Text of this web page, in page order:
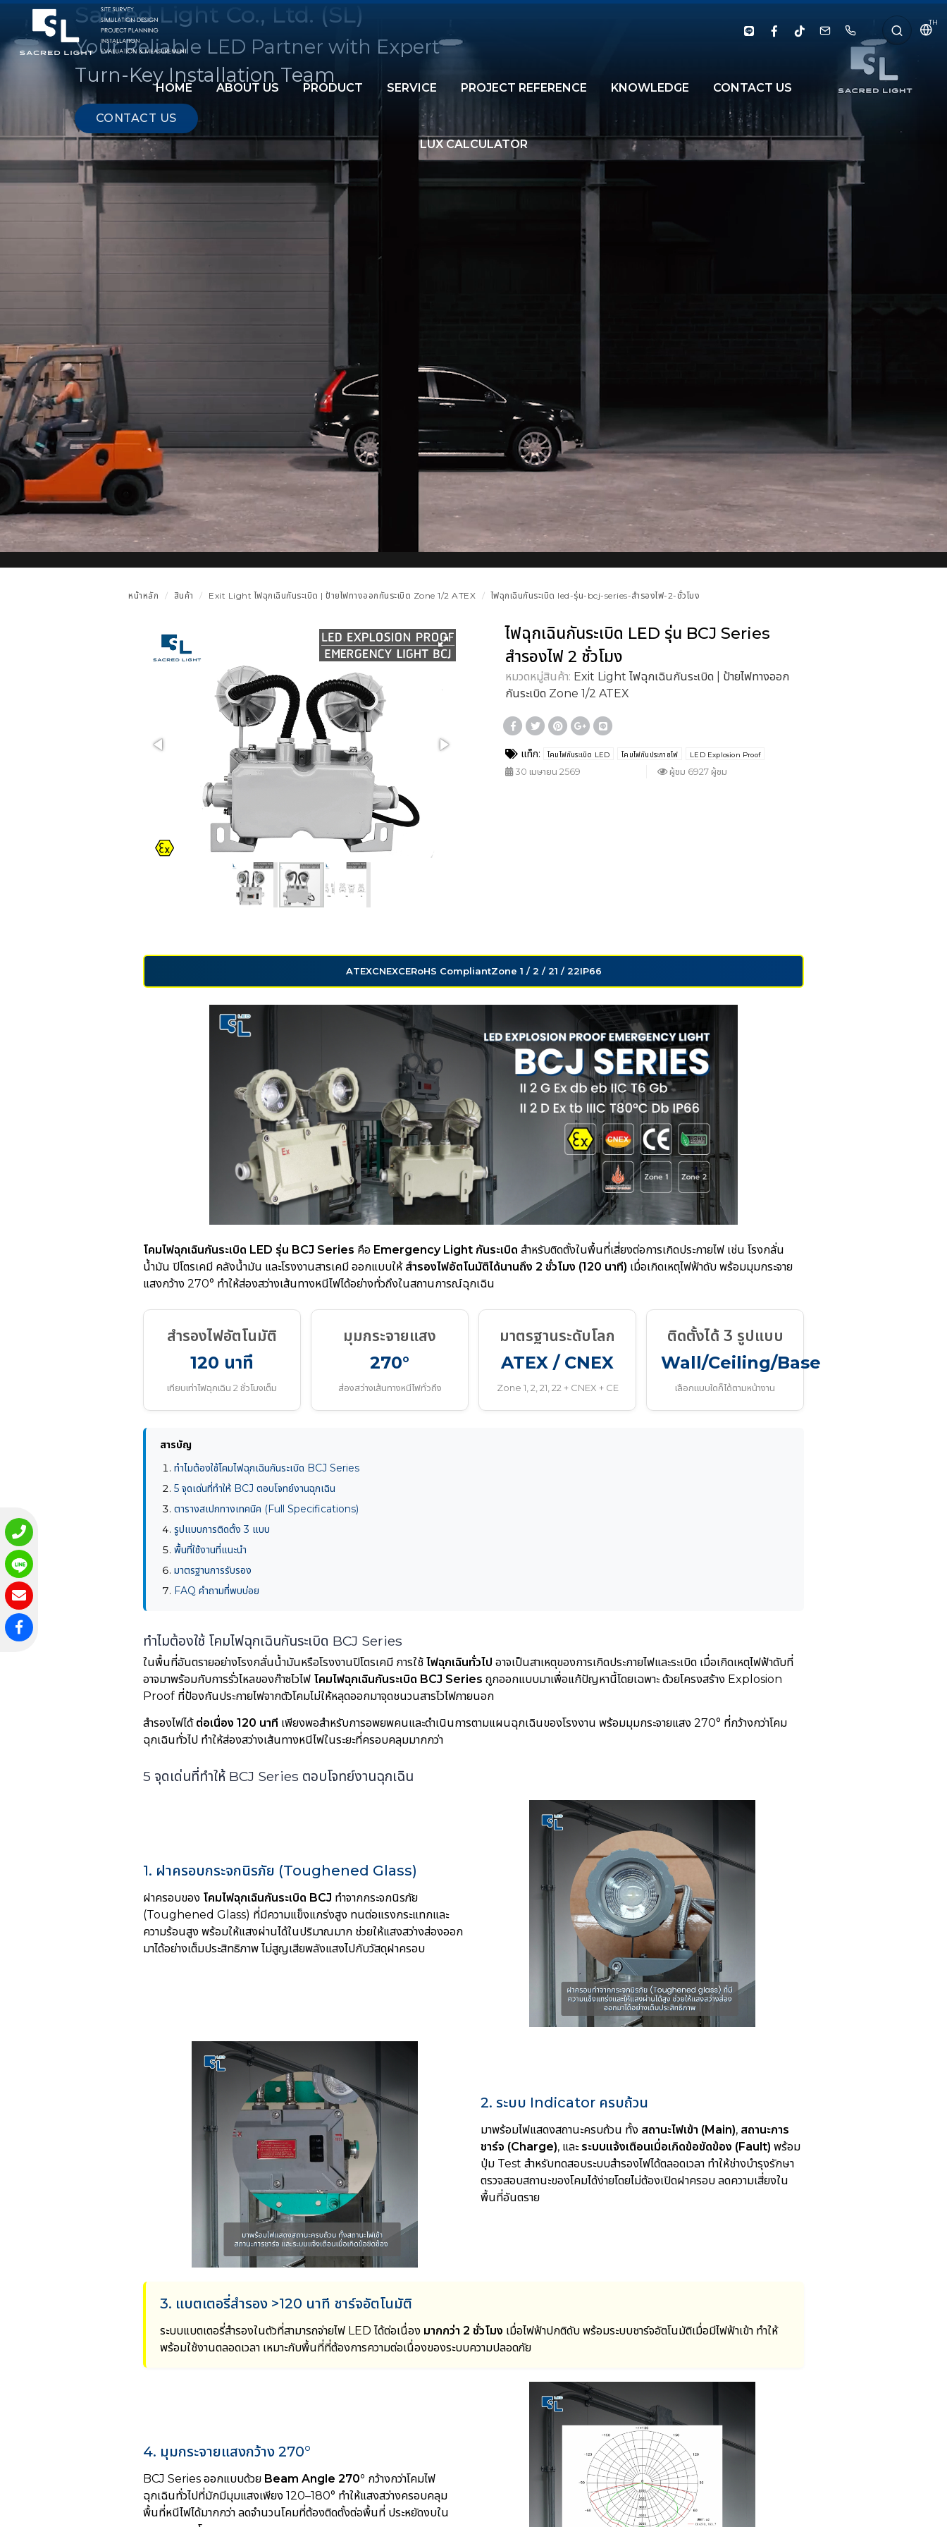
TH
HOME ABOUT US PRODUCT SERVICE PROJECT REFERENCE KNOWLEDGE CONTACT US
LUX CALCULATOR
Sacred Light Co., Ltd. (SL)
Your Reliable LED Partner with Expert
Turn-Key Installation Team
CONTACT US
หน้าหลัก สินค้า Exit Light ไฟฉุกเฉินกันระเบิด | ป้ายไฟทางออกกันระเบิด Zone 1/2 ATEX ไฟฉุกเฉินกันระเบิด led-รุ่น-bcj-series-สำรองไฟ-2-ชั่วโมง
ไฟฉุกเฉินกันระเบิด LED รุ่น BCJ Series
สำรองไฟ 2 ชั่วโมง
หมวดหมู่สินค้า: Exit Light ไฟฉุกเฉินกันระเบิด | ป้ายไฟทางออก
กันระเบิด Zone 1/2 ATEX
แท็ก: โคมไฟกันระเบิด LED โคมไฟกันประกายไฟ LED Explosion Proof
30 เมษายน 2569 ผู้ชม 6927 ผู้ชม
ATEXCNEXCERoHS CompliantZone 1 / 2 / 21 / 22IP66
โคมไฟฉุกเฉินกันระเบิด LED รุ่น BCJ Series คือ Emergency Light กันระเบิด สำหรับติดตั้งในพื้นที่เสี่ยงต่อการเกิดประกายไฟ เช่น โรงกลั่น
น้ำมัน ปิโตรเคมี คลังน้ำมัน และโรงงานสารเคมี ออกแบบให้ สำรองไฟอัตโนมัติได้นานถึง 2 ชั่วโมง (120 นาที) เมื่อเกิดเหตุไฟฟ้าดับ พร้อมมุมกระจาย
แสงกว้าง 270° ทำให้ส่องสว่างเส้นทางหนีไฟได้อย่างทั่วถึงในสถานการณ์ฉุกเฉิน
สำรองไฟอัตโนมัติ
120 นาที
เทียบเท่าไฟฉุกเฉิน 2 ชั่วโมงเต็ม
มุมกระจายแสง
270°
ส่องสว่างเส้นทางหนีไฟทั่วถึง
มาตรฐานระดับโลก
ATEX / CNEX
Zone 1, 2, 21, 22 + CNEX + CE
ติดตั้งได้ 3 รูปแบบ
Wall/Ceiling/Base
เลือกแบบใดก็ได้ตามหน้างาน
สารบัญ
ทำไมต้องใช้โคมไฟฉุกเฉินกันระเบิด BCJ Series
5 จุดเด่นที่ทำให้ BCJ ตอบโจทย์งานฉุกเฉิน
ตารางสเปกทางเทคนิค (Full Specifications)
รูปแบบการติดตั้ง 3 แบบ
พื้นที่ใช้งานที่แนะนำ
มาตรฐานการรับรอง
FAQ คำถามที่พบบ่อย
ทำไมต้องใช้ โคมไฟฉุกเฉินกันระเบิด BCJ Series
ในพื้นที่อันตรายอย่างโรงกลั่นน้ำมันหรือโรงงานปิโตรเคมี การใช้ ไฟฉุกเฉินทั่วไป อาจเป็นสาเหตุของการเกิดประกายไฟและระเบิด เมื่อเกิดเหตุไฟฟ้าดับที่
อาจมาพร้อมกับการรั่วไหลของก๊าซไวไฟ โคมไฟฉุกเฉินกันระเบิด BCJ Series ถูกออกแบบมาเพื่อแก้ปัญหานี้โดยเฉพาะ ด้วยโครงสร้าง Explosion
Proof ที่ป้องกันประกายไฟจากตัวโคมไม่ให้หลุดออกมาจุดชนวนสารไวไฟภายนอก
สำรองไฟได้ ต่อเนื่อง 120 นาที เพียงพอสำหรับการอพยพคนและดำเนินการตามแผนฉุกเฉินของโรงงาน พร้อมมุมกระจายแสง 270° ที่กว้างกว่าโคม
ฉุกเฉินทั่วไป ทำให้ส่องสว่างเส้นทางหนีไฟในระยะที่ครอบคลุมมากกว่า
5 จุดเด่นที่ทำให้ BCJ Series ตอบโจทย์งานฉุกเฉิน
1. ฝาครอบกระจกนิรภัย (Toughened Glass)
ฝาครอบของ โคมไฟฉุกเฉินกันระเบิด BCJ ทำจากกระจกนิรภัย
(Toughened Glass) ที่มีความแข็งแกร่งสูง ทนต่อแรงกระแทกและ
ความร้อนสูง พร้อมให้แสงผ่านได้ในปริมาณมาก ช่วยให้แสงสว่างส่องออก
มาได้อย่างเต็มประสิทธิภาพ ไม่สูญเสียพลังแสงไปกับวัสดุฝาครอบ
2. ระบบ Indicator ครบถ้วน
มาพร้อมไฟแสดงสถานะครบถ้วน ทั้ง สถานะไฟเข้า (Main), สถานะการ
ชาร์จ (Charge), และ ระบบแจ้งเตือนเมื่อเกิดข้อขัดข้อง (Fault) พร้อม
ปุ่ม Test สำหรับทดสอบระบบสำรองไฟได้ตลอดเวลา ทำให้ช่างบำรุงรักษา
ตรวจสอบสถานะของโคมได้ง่ายโดยไม่ต้องเปิดฝาครอบ ลดความเสี่ยงใน
พื้นที่อันตราย
3. แบตเตอรี่สำรอง >120 นาที ชาร์จอัตโนมัติ
ระบบแบตเตอรี่สำรองในตัวที่สามารถจ่ายไฟ LED ได้ต่อเนื่อง มากกว่า 2 ชั่วโมง เมื่อไฟฟ้าปกติดับ พร้อมระบบชาร์จอัตโนมัติเมื่อมีไฟฟ้าเข้า ทำให้
พร้อมใช้งานตลอดเวลา เหมาะกับพื้นที่ที่ต้องการความต่อเนื่องของระบบความปลอดภัย
4. มุมกระจายแสงกว้าง 270°
BCJ Series ออกแบบด้วย Beam Angle 270° กว้างกว่าโคมไฟ
ฉุกเฉินทั่วไปที่มักมีมุมแสงเพียง 120–180° ทำให้แสงสว่างครอบคลุม
พื้นที่หนีไฟได้มากกว่า ลดจำนวนโคมที่ต้องติดตั้งต่อพื้นที่ ประหยัดงบใน